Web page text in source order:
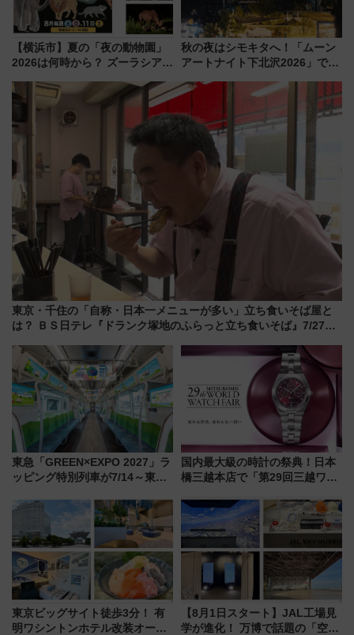
【横浜市】夏の「夜の動物園」
2026は何時から？ ズーラシア・
見どころ、限定イベントを徹底
解説！
秋の夜はシモキタへ！「ムーン
アートナイト下北沢2026」でイ
を満喫しよう
東京・千住の「自称・日本一メニューが多い」立ち食いそば屋と
は？ ＢＳ日テレ『ドランク塚地のふらっと立ち食いそば』7/27夜
東急「GREEN×EXPO 2027」ラ
ッピング特別列車が7/14～東
ー！ 注目の編成やデザインまと
国内最大級の時計の祭典！日本
橋三越本店で「第29回三越ワー
【2026年8月5日～25日】
東京ビッグサイト徒歩3分！ 有
明ワシントンホテル改装オープ
【8月1日スタート】JAL工場見
学が進化！ 万博で話題の「空飛